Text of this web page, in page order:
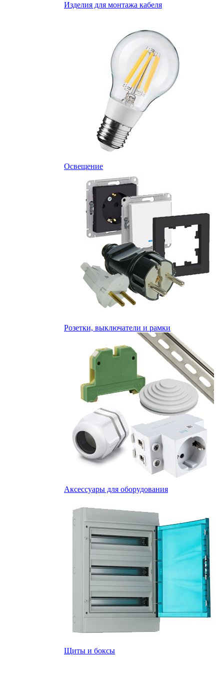
Изделия для монтажа кабеля
Освещение
Розетки, выключатели и рамки
Аксессуары для оборудования
Щиты и боксы